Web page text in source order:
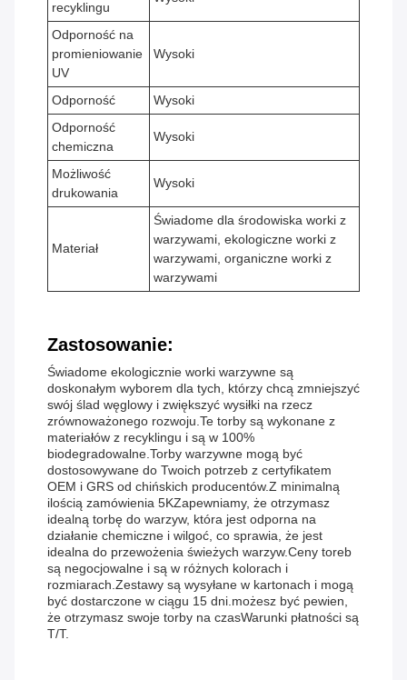
recyklingu
Odporność na
promieniowanie
UV
Wysoki
Odporność
Wysoki
Odporność
chemiczna
Wysoki
Możliwość
drukowania
Wysoki
Materiał
Świadome dla środowiska worki z
warzywami, ekologiczne worki z
warzywami, organiczne worki z
warzywami
Zastosowanie:
Świadome ekologicznie worki warzywne są
doskonałym wyborem dla tych, którzy chcą zmniejszyć
swój ślad węglowy i zwiększyć wysiłki na rzecz
zrównoważonego rozwoju.Te torby są wykonane z
materiałów z recyklingu i są w 100%
biodegradowalne.Torby warzywne mogą być
dostosowywane do Twoich potrzeb z certyfikatem
OEM i GRS od chińskich producentów.Z minimalną
ilością zamówienia 5KZapewniamy, że otrzymasz
idealną torbę do warzyw, która jest odporna na
działanie chemiczne i wilgoć, co sprawia, że jest
idealna do przewożenia świeżych warzyw.Ceny toreb
są negocjowalne i są w różnych kolorach i
rozmiarach.Zestawy są wysyłane w kartonach i mogą
być dostarczone w ciągu 15 dni.możesz być pewien,
że otrzymasz swoje torby na czasWarunki płatności są
T/T.